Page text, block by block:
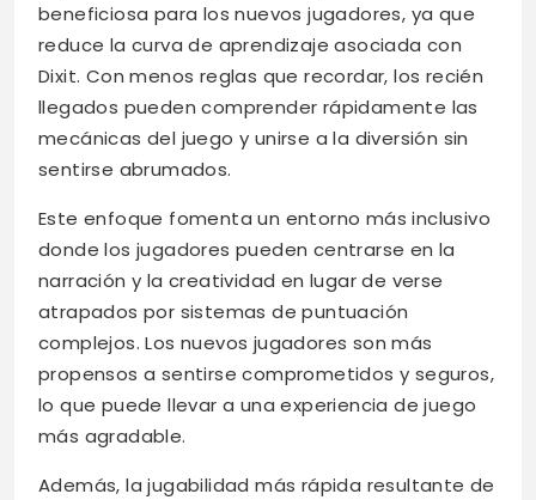
beneficiosa para los nuevos jugadores, ya que
reduce la curva de aprendizaje asociada con
Dixit. Con menos reglas que recordar, los recién
llegados pueden comprender rápidamente las
mecánicas del juego y unirse a la diversión sin
sentirse abrumados.
Este enfoque fomenta un entorno más inclusivo
donde los jugadores pueden centrarse en la
narración y la creatividad en lugar de verse
atrapados por sistemas de puntuación
complejos. Los nuevos jugadores son más
propensos a sentirse comprometidos y seguros,
lo que puede llevar a una experiencia de juego
más agradable.
Además, la jugabilidad más rápida resultante de